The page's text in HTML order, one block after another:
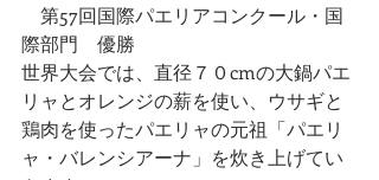
第57回国際パエリアコンクール・国
際部門　優勝
世界大会では、直径７０cmの大鍋パエ
リャとオレンジの薪を使い、ウサギと
鶏肉を使ったパエリャの元祖「パエリ
ャ・バレンシアーナ」を炊き上げてい